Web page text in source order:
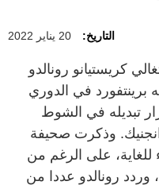
التاريخ: 20 يناير 2022
كريستيانو رونالدو
برينتفورد في الدوري
تبديله في الشوط
وذكرت صحيفة
للغاية، على الرغم من
رونالدو عددا من